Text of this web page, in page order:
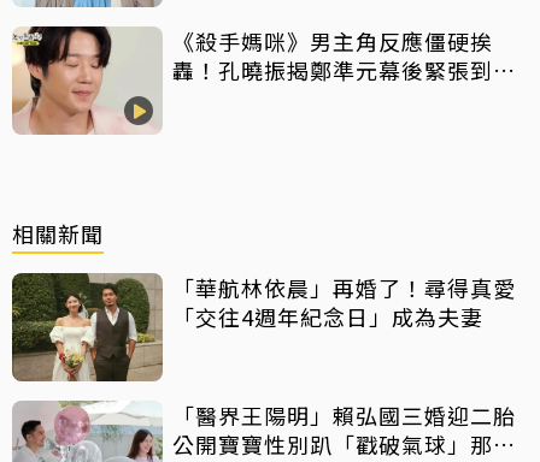
《殺手媽咪》男主角反應僵硬挨
轟！孔曉振揭鄭準元幕後緊張到
相關新聞
「華航林依晨」再婚了！尋得真愛
「交往4週年紀念日」成為夫妻
「醫界王陽明」賴弘國三婚迎二胎
公開寶寶性別趴「戳破氣球」那一